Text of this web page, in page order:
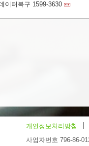
이터복구 1599-3630
개인정보처리방침
사업자번호 796-86-